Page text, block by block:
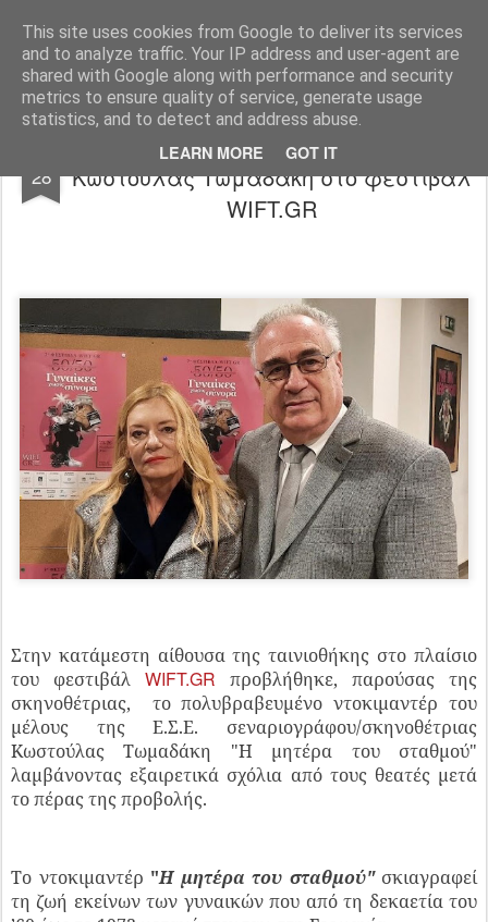
This site uses cookies from Google to deliver its services
and to analyze traffic. Your IP address and user-agent are
shared with Google along with performance and security
metrics to ensure quality of service, generate usage
statistics, and to detect and address abuse.
LEARN MORE GOT IT
"Ερασιτέχνες Άνθρωποι"
Blog Info DreamCity Φιλικά Sites
28
"Η μητέρα του σταθμού" της
Κωστούλας Τωμαδάκη στο φεστιβάλ
WIFT.GR
Στην κατάμεστη αίθουσα της ταινιοθήκης στο πλαίσιο
του φεστιβάλ WIFT.GR προβλήθηκε, παρούσας της
σκηνοθέτριας, το πολυβραβευμένο ντοκιμαντέρ του
μέλους της Ε.Σ.Ε. σεναριογράφου/σκηνοθέτριας
Κωστούλας Τωμαδάκη "Η μητέρα του σταθμού"
λαμβάνοντας εξαιρετικά σχόλια από τους θεατές μετά
το πέρας της προβολής.
Το ντοκιμαντέρ "Η μητέρα του σταθμού"σκιαγραφεί
τη ζωή εκείνων των γυναικών που από τη δεκαετία του